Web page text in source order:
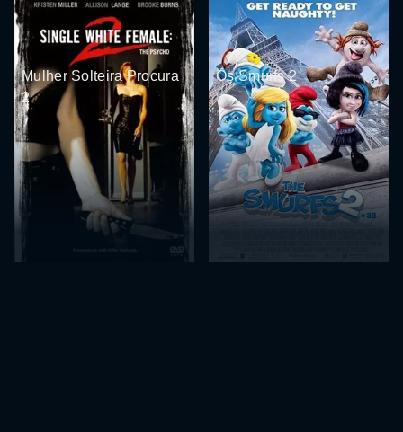
Mulher Solteira Procura
2
Os Smurfs 2